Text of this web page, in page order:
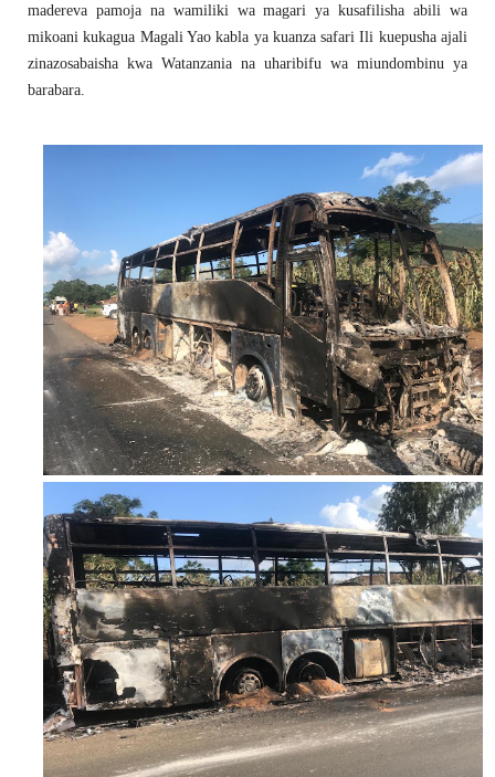
madereva pamoja na wamiliki wa magari ya kusafilisha abili wa
mikoani kukagua Magali Yao kabla ya kuanza safari Ili kuepusha ajali
zinazosabaisha kwa Watanzania na uharibifu wa miundombinu ya
barabara.